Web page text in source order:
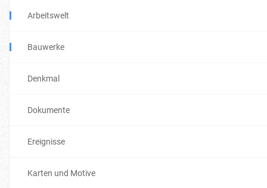
Arbeitswelt
Bauwerke
Denkmal
Dokumente
Ereignisse
Karten und Motive